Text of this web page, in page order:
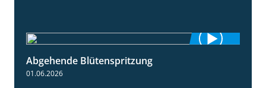
Abgehende Blütenspritzung
01.06.2026